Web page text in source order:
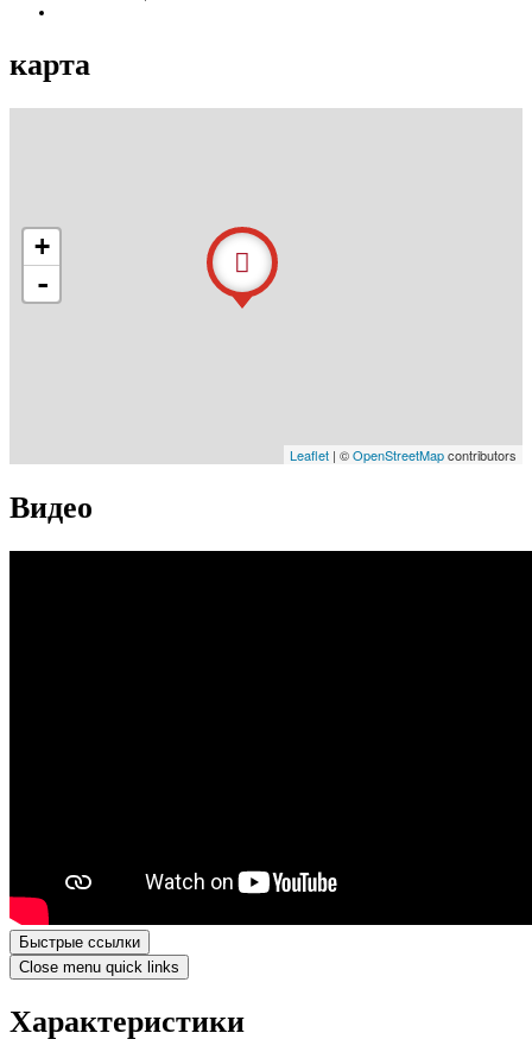
карта
+
-
Leaflet | ©OpenStreetMapcontributors
Видео
Быстрые ссылки
Close menu quick links
Характеристики